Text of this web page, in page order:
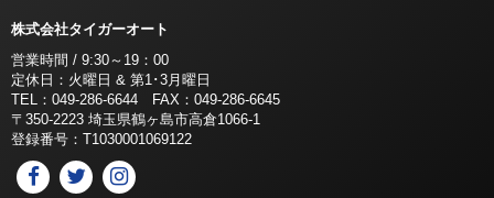
株式会社タイガーオート
営業時間 / 9:30～19：00
定休日：火曜日 & 第1･3月曜日
TEL：049-286-6644 FAX：049-286-6645
〒350-2223 埼玉県鶴ヶ島市高倉1066-1
登録番号：T1030001069122